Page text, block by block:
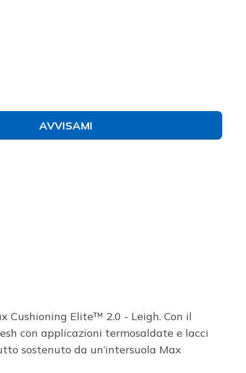
AVVISAMI
Cushioning Elite™ 2.0 - Leigh. Con il
con applicazioni termosaldate e lacci
sostenuto da un’intersuola Max